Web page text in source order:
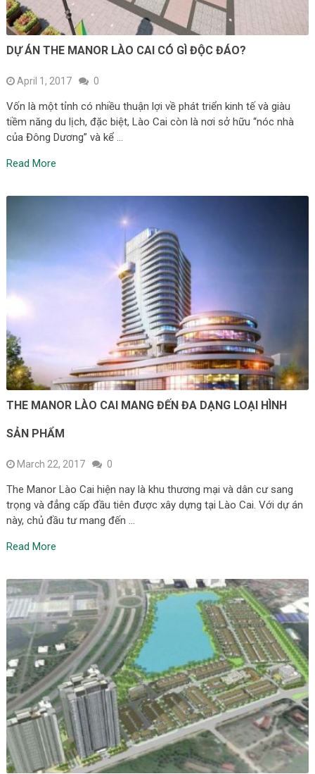
DỰ ÁN THE MANOR LÀO CAI CÓ GÌ ĐỘC ĐÁO?
April 1, 2017 0
Vốn là một tỉnh có nhiều thuận lợi về phát triển kinh tế và giàu
tiềm năng du lịch, đặc biệt, Lào Cai còn là nơi sở hữu “nóc nhà
của Đông Dương” và kể …
Read More
THE MANOR LÀO CAI MANG ĐẾN ĐA DẠNG LOẠI HÌNH
SẢN PHẨM
March 22, 2017 0
The Manor Lào Cai hiện nay là khu thương mại và dân cư sang
trọng và đẳng cấp đầu tiên được xây dựng tại Lào Cai. Với dự án
này, chủ đầu tư mang đến …
Read More